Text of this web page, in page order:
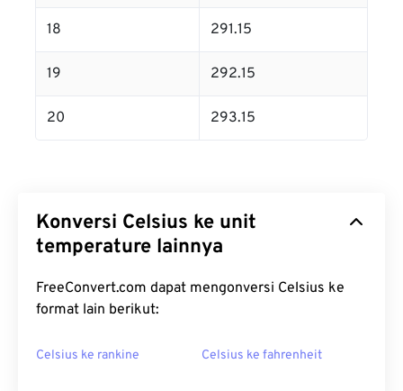
18 291.15
19 292.15
20 293.15
Konversi Celsius ke unit
temperature lainnya
FreeConvert.com dapat mengonversi Celsius ke
format lain berikut:
Celsius ke rankine Celsius ke fahrenheit